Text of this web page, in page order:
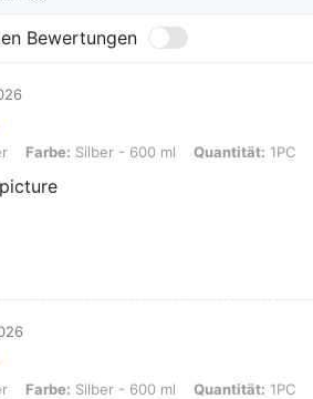
Bewertungen
Silber - 600 ml, Quantität: 1PC
Farbe: Silber - 600 ml Quantität: 1PC
Silber - 600 ml, Quantität: 1PC
Farbe: Silber - 600 ml Quantität: 1PC